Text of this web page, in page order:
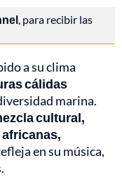
, para recibir las
a su clima
cálidas
marina.
cultural,
en su música,